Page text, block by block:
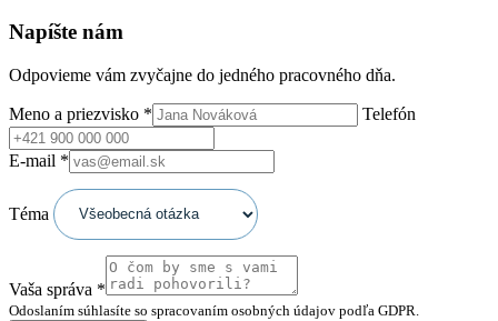
Napíšte nám
Odpovieme vám zvyčajne do jedného pracovného dňa.
Meno a priezvisko * Telefón
E-mail *
Téma
Vaša správa *
Odoslaním súhlasíte so spracovaním osobných údajov podľa GDPR.